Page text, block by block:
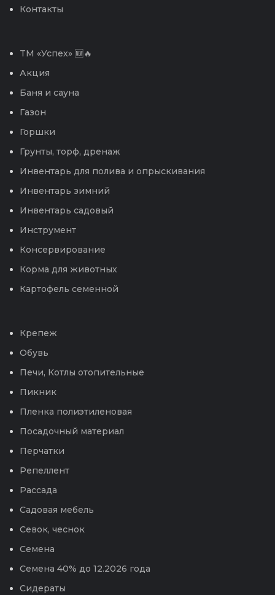
Контакты
TM «Успех» 🆕🔥
Акция
Баня и сауна
Газон
Горшки
Грунты, торф, дренаж
Инвентарь для полива и опрыскивания
Инвентарь зимний
Инвентарь садовый
Инструмент
Консервирование
Корма для животных
Картофель семенной
Крепеж
Обувь
Печи, Котлы отопительные
Пикник
Пленка полиэтиленовая
Посадочный материал
Перчатки
Репеллент
Рассада
Садовая мебель
Севок, чеснок
Семена
Семена 40% до 12.2026 года
Сидераты